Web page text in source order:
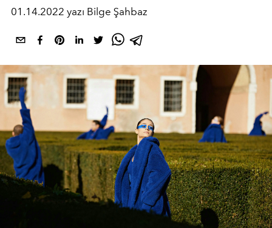
01.14.2022 yazı Bilge Şahbaz